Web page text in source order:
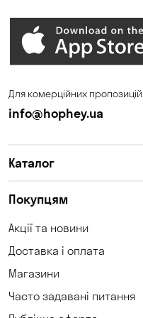
Дніпро
Кам'янське
Корсунці
Коцюбинське
Кривий Ріг
Для комерційних пропозицій
info@hophey.ua
Каталог
Покупцям
Акції та новини
Доставка і оплата
Магазини
Часто задавані питання